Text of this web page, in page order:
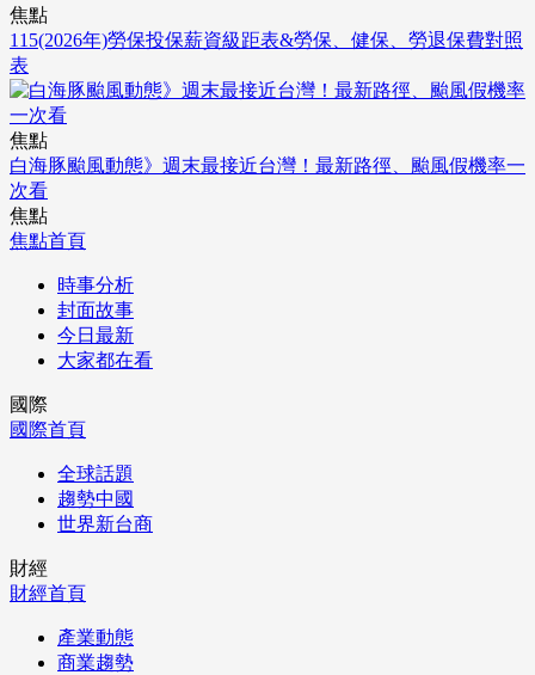
焦點
115(2026年)勞保投保薪資級距表&勞保、健保、勞退保費對照
表
焦點
白海豚颱風動態》週末最接近台灣！最新路徑、颱風假機率一
次看
焦點
焦點首頁
時事分析
封面故事
今日最新
大家都在看
國際
國際首頁
全球話題
趨勢中國
世界新台商
財經
財經首頁
產業動態
商業趨勢